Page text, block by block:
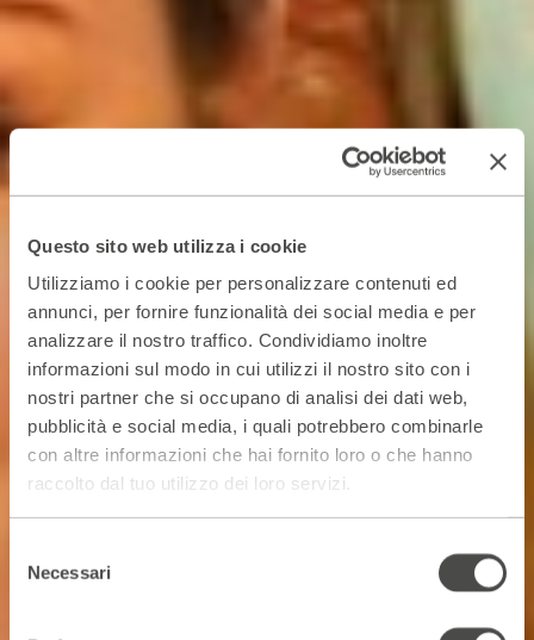
Questo sito web utilizza i cookie
Utilizziamo i cookie per personalizzare contenuti ed
annunci, per fornire funzionalità dei social media e per
analizzare il nostro traffico. Condividiamo inoltre
informazioni sul modo in cui utilizzi il nostro sito con i
nostri partner che si occupano di analisi dei dati web,
pubblicità e social media, i quali potrebbero combinarle
con altre informazioni che hai fornito loro o che hanno
raccolto dal tuo utilizzo dei loro servizi.
delNecessari